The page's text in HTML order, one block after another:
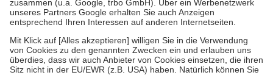
Bei Heilmitteln und häuslicher Krankenpflege beträgt die
Zuzahlung zehn Prozent der Kosten sowie zehn Euro je
Um das Engagement der Versicherten für ihre eigene Gesundheit zu
stärken und die besondere Stellung der Familie zu unterstützen,
fallenkeine Zuzahlungen an bei: